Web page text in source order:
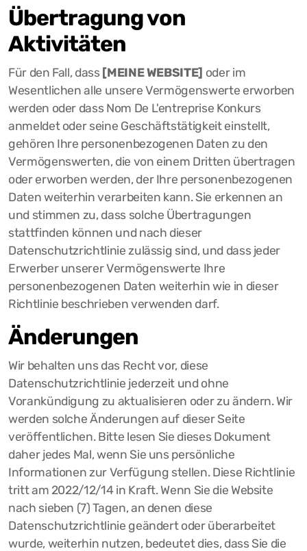
Übertragung von
Aktivitäten
Für den Fall, dass [MEINE WEBSITE] oder im
Wesentlichen alle unsere Vermögenswerte erworben
werden oder dass Nom De L'entreprise Konkurs
anmeldet oder seine Geschäftstätigkeit einstellt,
gehören Ihre personenbezogenen Daten zu den
Vermögenswerten, die von einem Dritten übertragen
oder erworben werden, der Ihre personenbezogenen
Daten weiterhin verarbeiten kann. Sie erkennen an
und stimmen zu, dass solche Übertragungen
stattfinden können und nach dieser
Datenschutzrichtlinie zulässig sind, und dass jeder
Erwerber unserer Vermögenswerte Ihre
personenbezogenen Daten weiterhin wie in dieser
Richtlinie beschrieben verwenden darf.
Änderungen
Wir behalten uns das Recht vor, diese
Datenschutzrichtlinie jederzeit und ohne
Vorankündigung zu aktualisieren oder zu ändern. Wir
werden solche Änderungen auf dieser Seite
veröffentlichen. Bitte lesen Sie dieses Dokument
daher jedes Mal, wenn Sie uns persönliche
Informationen zur Verfügung stellen. Diese Richtlinie
tritt am 2022/12/14 in Kraft. Wenn Sie die Website
nach sieben (7) Tagen, an denen diese
Datenschutzrichtlinie geändert oder überarbeitet
wurde, weiterhin nutzen, bedeutet dies, dass Sie die